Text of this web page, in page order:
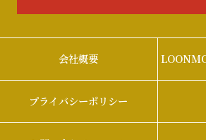
会社概要
プライバシーポリシー